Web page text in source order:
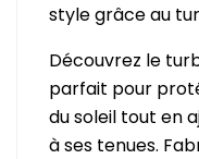
style grâce au
Découvrez le
parfait pour
du soleil tout en
à ses tenues.